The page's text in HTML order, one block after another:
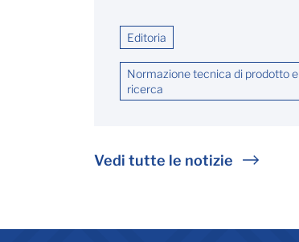
Editoria
Normazione tecnica di prodotto e
ricerca
Vedi tutte le notizie